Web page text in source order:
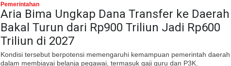
Pemerintahan
Aria Bima Ungkap Dana Transfer ke Daerah
Bakal Turun dari Rp900 Triliun Jadi Rp600
Triliun di 2027
Kondisi tersebut berpotensi memengaruhi kemampuan pemerintah daerah
dalam membiayai belanja pegawai, termasuk gaji guru dan P3K.